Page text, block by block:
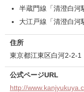
半蔵門線「清澄白河
大江戸線「清澄白河
住所
東京都江東区白河2-2-1
公式ページURL
http://